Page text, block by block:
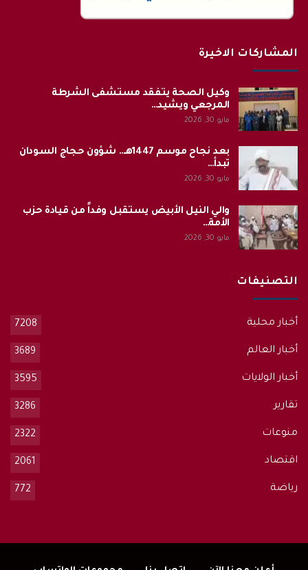
المشاركات الاخيرة
وكيل الصحة يتفقد مستشفى الشرطة
المرجعي ويشيد…
مايو 30, 2026
بعد نجاح موسم 1447هـ.. شؤون حجاج السودان
تبدأ…
مايو 30, 2026
والي النيل الأبيض يستقبل وفداً من قيادة حزب
الأمة…
مايو 30, 2026
التصنيفات
أخبار محلية 7208
أخبار العالم 3689
أخبار الولايات 3595
تقارير 3286
منوعات 2322
اقتصاد 2061
رياضة 772